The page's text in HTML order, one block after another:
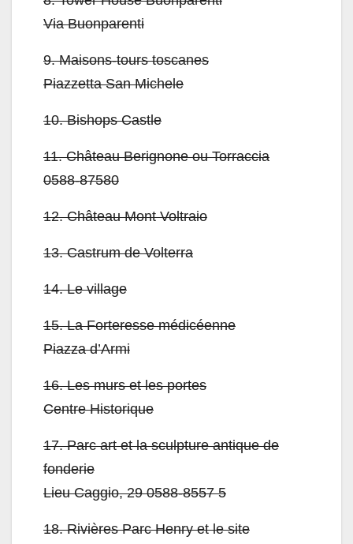
Via Buonparenti
9. Maisons-tours toscanes
Piazzetta San Michele
10. Bishops Castle
11. Château Berignone ou Torraccia
0588-87580
12. Château Mont Voltraio
13. Castrum de Volterra
14. Le village
15. La Forteresse médicéenne
Piazza d’Armi
16. Les murs et les portes
Centre Historique
17. Parc art et la sculpture antique de
fonderie
Lieu Caggio, 29 0588-8557 5
18. Rivières Parc Henry et le site